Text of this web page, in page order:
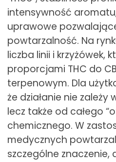
intensywność
uprawowe
powtarzalność. Na
liczba linii i krzyżówek,
proporcjami THC do
terpenowym. Dla
że działanie nie zależy
lecz także od całego
chemicznego. W
medycznych
szczególne